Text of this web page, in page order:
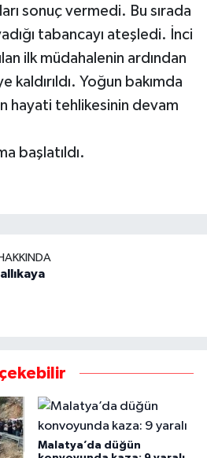
sonuç vermedi. Bu sırada
tabancayı ateşledi. İnci
ilk müdahalenin ardından
kaldırıldı. Yoğun bakımda
hayati tehlikesinin devam
başlatıldı.
Malatya’da düğün